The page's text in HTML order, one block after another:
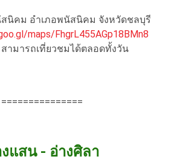
นิคม อำเภอพนัสนิคม จังหวัดชลบุรี
maps/FhgrL455AGp18BMn8
สามารถเที่ยวชมได้ตลอดทั้งวัน
===============
แสน - อ่างศิลา